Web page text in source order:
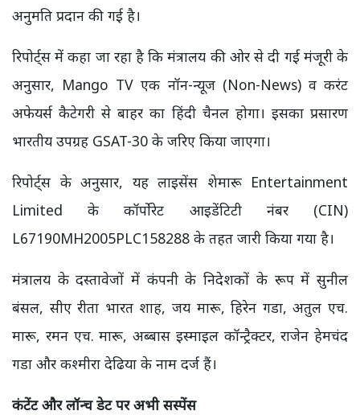
अनुमति प्रदान की गई है।
रिपोर्ट्स में कहा जा रहा है कि मंत्रालय की ओर से दी गई मंजूरी के
अनुसार, Mango TV एक नॉन-न्यूज (Non-News) व करंट
अफेयर्स कैटेगरी से बाहर का हिंदी चैनल होगा। इसका प्रसारण
भारतीय उपग्रह GSAT-30 के जरिए किया जाएगा।
रिपोर्ट्स के अनुसार, यह लाइसेंस शेमारू Entertainment
Limited के कॉर्पोरेट आइडेंटिटी नंबर (CIN)
L67190MH2005PLC158288 के तहत जारी किया गया है।
मंत्रालय के दस्तावेजों में कंपनी के निदेशकों के रूप में सुनील
बंसल, सीए रीता भारत शाह, जय मारू, हिरेन गडा, अतुल एच.
मारू, रमन एच. मारू, अब्बास इस्माइल कॉन्ट्रैक्टर, राजेन हेमचंद
गडा और कश्मीरा देढिया के नाम दर्ज हैं।
कंटेंट और लॉन्च डेट पर अभी सस्पेंस